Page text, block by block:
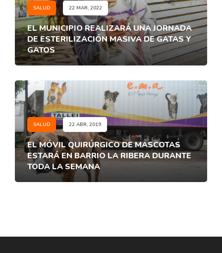
SALUD 22 MAR, 2022
EL MUNICIPIO REALIZARÁ UNA JORNADA
DE ESTERILIZACIÓN MASIVA DE GATAS Y
GATOS
SALUD 22 ABR, 2019
EL MÓVIL QUIRÚRGICO DE MASCOTAS
ESTARÁ EN BARRIO LA RIBERA DURANTE
TODA LA SEMANA